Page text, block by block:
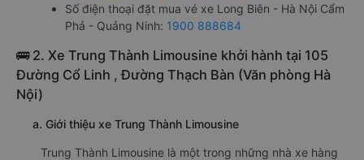
Số điện thoại đặt mua vé xe Long Biên - Hà Nội Cẩm
Phả - Quảng Ninh: 1900 888684
🚌 2. Xe Trung Thành Limousine khởi hành tại 105
Đường Cổ Linh , Đường Thạch Bàn (Văn phòng Hà
Nội)
a. Giới thiệu xe Trung Thành Limousine
Trung Thành Limousine là một trong những nhà xe hàng